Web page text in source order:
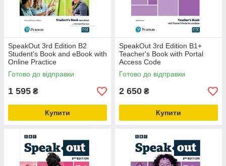
SpeakOut 3rd Edition B2
Student's Book and eBook with
Online Practice
Готово до відправки
1 595 ₴
Купити
SpeakOut 3rd Edition B1+
Teacher's Book with Portal
Access Code
Готово до відправки
2 650 ₴
Купити